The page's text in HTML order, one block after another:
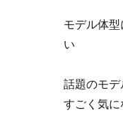
モデル体
い
話題のモ
すごく気に